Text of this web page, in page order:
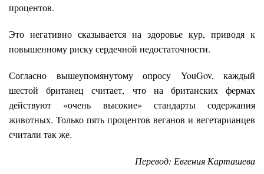
процентов.
Это негативно сказывается на здоровье кур, приводя к
повышенному риску сердечной недостаточности.
Согласно вышеупомянутому опросу YouGov, каждый
шестой британец считает, что на британских фермах
действуют «очень высокие» стандарты содержания
животных. Только пять процентов веганов и вегетарианцев
считали так же.
Перевод: Евгения Карташева